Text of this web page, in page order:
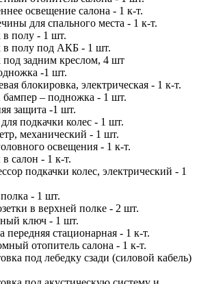
освещение салона - 1 к-т.
для спального места - 1 к-т.
полу - 1 шт.
полу под АКБ - 1 шт.
задним креслом, 4 шт
-1 шт.
блокировка, электрическая - 1 к-т.
– подножка - 1 шт.
защита -1 шт.
подкачки колес - 1 шт.
механический - 1 шт.
освещения - 1 к-т.
салон - 1 к-т.
подкачки колес, электрический - 1
- 1 шт.
в верхней полке - 2 шт.
ключ - 1 шт.
стационарная - 1 к-т.
отопитель салона - 1 к-т.
под лебедку сзади (силовой кабель)